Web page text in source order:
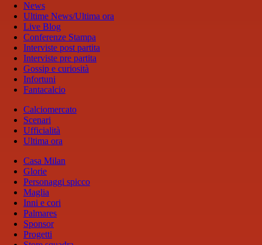
News
Ultime News/Ultima ora
Live Blog
Conferenze Stampa
Interviste post partita
Interviste pre partita
Gossip e curiosità
Infortuni
Fantacalcio
Calciomercato
Scenari
Ufficialità
Ultima ora
Casa Milan
Glorie
Personaggi spicco
Maglia
Inni e cori
Palmares
Sponsor
Progetti